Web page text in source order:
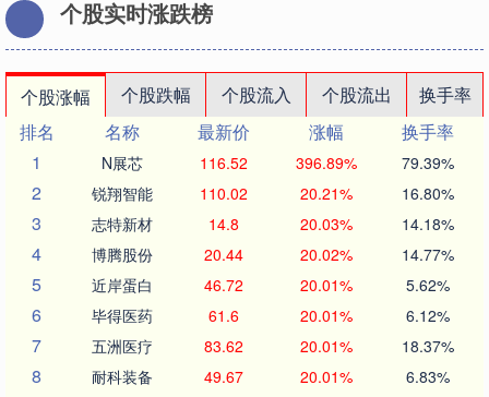
个股实时涨跌榜
个股涨幅 个股跌幅 个股流入 个股流出
换手率
排名
名称 最新价 涨幅
换手率
1
N展芯 116.52 396.89% 79.39%
2 锐翔智能 110.02 20.21% 16.80%
3 志特新材 14.8 20.03% 14.18%
4 博腾股份 20.44 20.02% 14.77%
5 近岸蛋白 46.72 20.01% 5.62%
6 毕得医药 61.6 20.01% 6.12%
7 五洲医疗 83.62 20.01% 18.37%
8 耐科装备 49.67 20.01% 6.83%